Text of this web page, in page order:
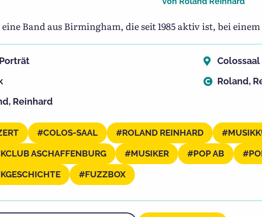
eine Band aus Birmingham, die seit 1985 aktiv ist, bei
Porträt
Roland,
Reinhard
COLOS-SAAL ROLAND REINHARD
ASCHAFFENBURG MUSIKER POP AB
FUZZBOX